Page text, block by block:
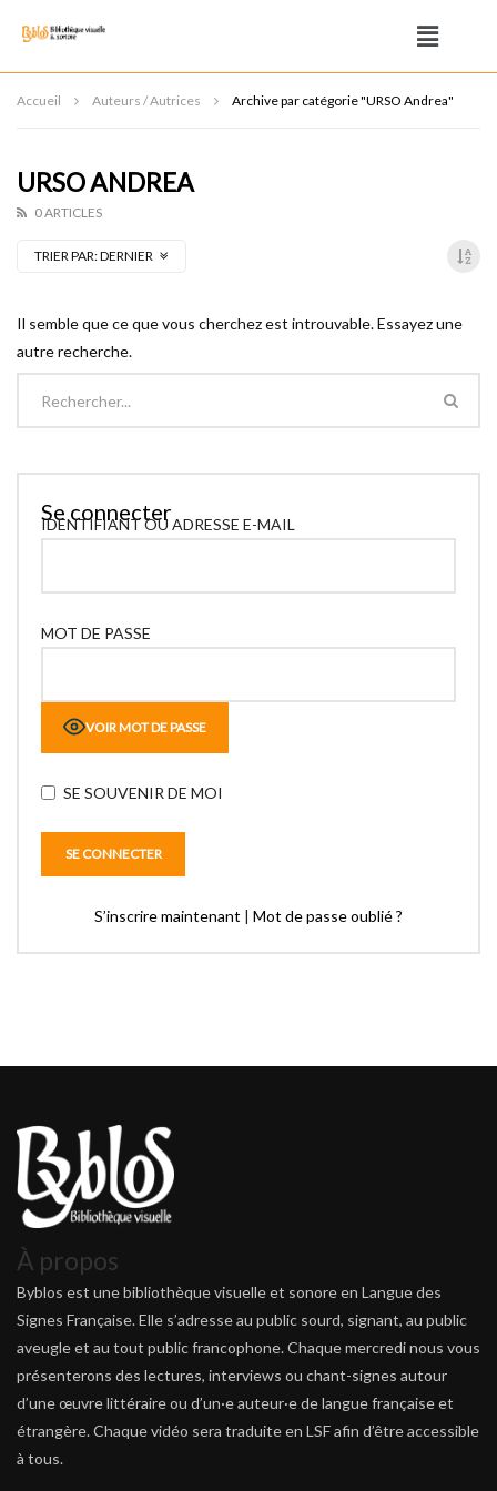
Accueil Auteurs / Autrices Archive par catégorie "URSO Andrea"
URSO ANDREA
0 ARTICLES
TRIER PAR:DERNIER
Il semble que ce que vous cherchez est introuvable. Essayez une
autre recherche.
Se connecter
IDENTIFIANT OU ADRESSE E-MAIL
MOT DE PASSE
VOIR MOT DE PASSE
SE SOUVENIR DE MOI
S’inscrire maintenant | Mot de passe oublié ?
À propos
Byblos est une bibliothèque visuelle et sonore en Langue des
Signes Française. Elle s’adresse au public sourd, signant, au public
aveugle et au tout public francophone. Chaque mercredi nous vous
présenterons des lectures, interviews ou chant-signes autour
d’une œuvre littéraire ou d’un·e auteur·e de langue française et
étrangère. Chaque vidéo sera traduite en LSF afin d’être accessible
à tous.